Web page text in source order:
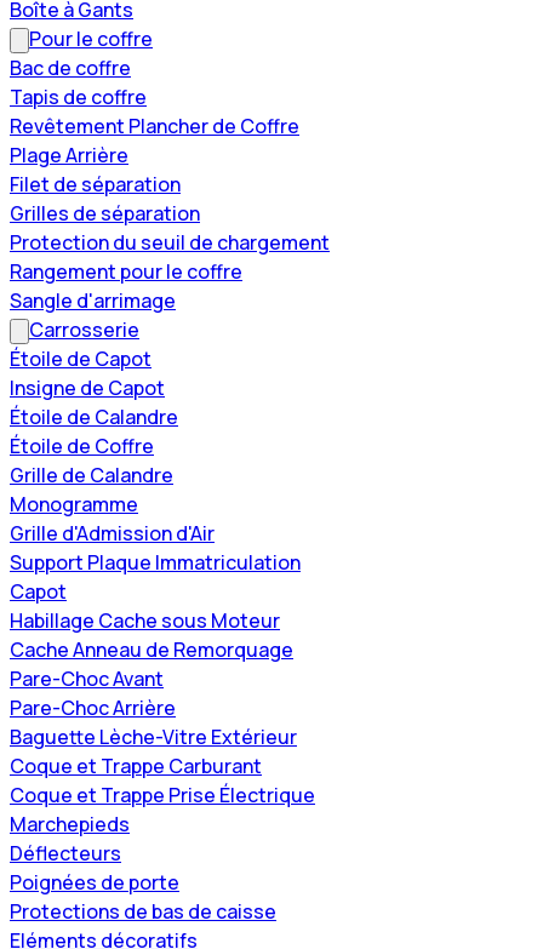
Boîte à Gants
Pour le coffre
Bac de coffre
Tapis de coffre
Revêtement Plancher de Coffre
Plage Arrière
Filet de séparation
Grilles de séparation
Protection du seuil de chargement
Rangement pour le coffre
Sangle d'arrimage
Carrosserie
Étoile de Capot
Insigne de Capot
Étoile de Calandre
Étoile de Coffre
Grille de Calandre
Monogramme
Grille d'Admission d'Air
Support Plaque Immatriculation
Capot
Habillage Cache sous Moteur
Cache Anneau de Remorquage
Pare-Choc Avant
Pare-Choc Arrière
Baguette Lèche-Vitre Extérieur
Coque et Trappe Carburant
Coque et Trappe Prise Électrique
Marchepieds
Déflecteurs
Poignées de porte
Protections de bas de caisse
Eléments décoratifs